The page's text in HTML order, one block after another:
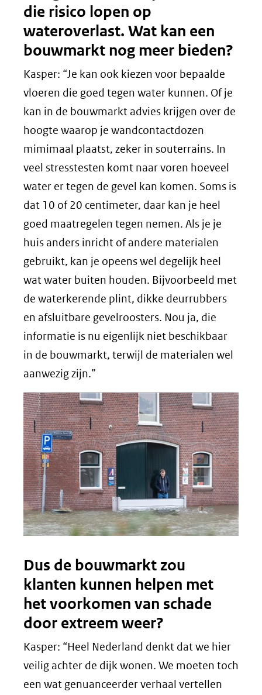
die risico lopen op
wateroverlast. Wat kan een
bouwmarkt nog meer bieden?
Kasper: “Je kan ook kiezen voor bepaalde
vloeren die goed tegen water kunnen. Of je
kan in de bouwmarkt advies krijgen over de
hoogte waarop je wandcontactdozen
mimimaal plaatst, zeker in souterrains. In
veel stresstesten komt naar voren hoeveel
water er tegen de gevel kan komen. Soms is
dat 10 of 20 centimeter, daar kan je heel
goed maatregelen tegen nemen. Als je je
huis anders inricht of andere materialen
gebruikt, kan je opeens wel degelijk heel
wat water buiten houden. Bijvoorbeeld met
de waterkerende plint, dikke deurrubbers
en afsluitbare gevelroosters. Nou ja, die
informatie is nu eigenlijk niet beschikbaar
in de bouwmarkt, terwijl de materialen wel
aanwezig zijn.”
Dus de bouwmarkt zou
klanten kunnen helpen met
het voorkomen van schade
door extreem weer?
Kasper: “Heel Nederland denkt dat we hier
veilig achter de dijk wonen. We moeten toch
een wat genuanceerder verhaal vertellen